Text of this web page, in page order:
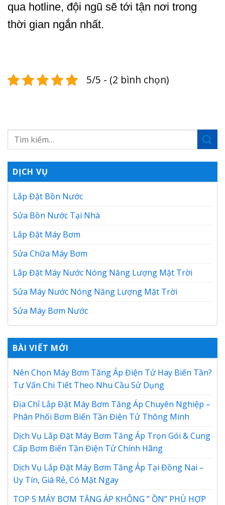
qua hotline, đội ngũ sẽ tới tận nơi trong
thời gian ngắn nhất.
5/5 - (2 bình chọn)
DỊCH VỤ
Lắp Đặt Bồn Nước
Sửa Bồn Nước Tại Nhà
Lắp Đặt Máy Bơm
Sửa Chữa Máy Bơm
Lắp Đặt Máy Nước Nóng Năng Lượng Mặt Trời
Sửa Máy Nước Nóng Năng Lượng Mặt Trời
Sửa Máy Bơm Nước
BÀI VIẾT MỚI
Nên Chọn Máy Bơm Tăng Áp Điện Tử Hay Biến Tần?
Tư Vấn Chi Tiết Theo Nhu Cầu Sử Dụng
Địa Chỉ Lắp Đặt Máy Bơm Tăng Áp Chuyên Nghiệp –
Phân Phối Bơm Biến Tần Điện Tử Thông Minh
Dịch Vụ Lắp Đặt Máy Bơm Tăng Áp Trọn Gói & Cung
Cấp Bơm Biến Tần Điện Tử Chính Hãng
Dịch Vụ Lắp Đặt Máy Bơm Tăng Áp Tại Đồng Nai –
Uy Tín, Giá Rẻ, Có Mặt Ngay
TOP 5 MÁY BƠM TĂNG ÁP KHÔNG ” ỒN” PHÙ HỢP